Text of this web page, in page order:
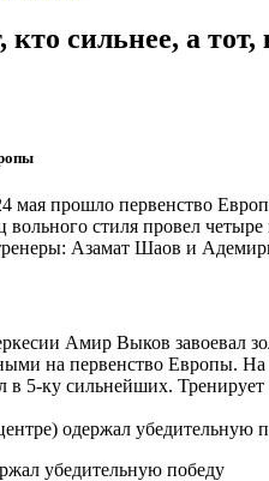
кто сильнее, а
мая прошло первенство
стиля провел четыре
Азамат Шаов и
Амир Выков завоевал
на первенство Европы. На
в 5-ку сильнейших.
убедительную победу